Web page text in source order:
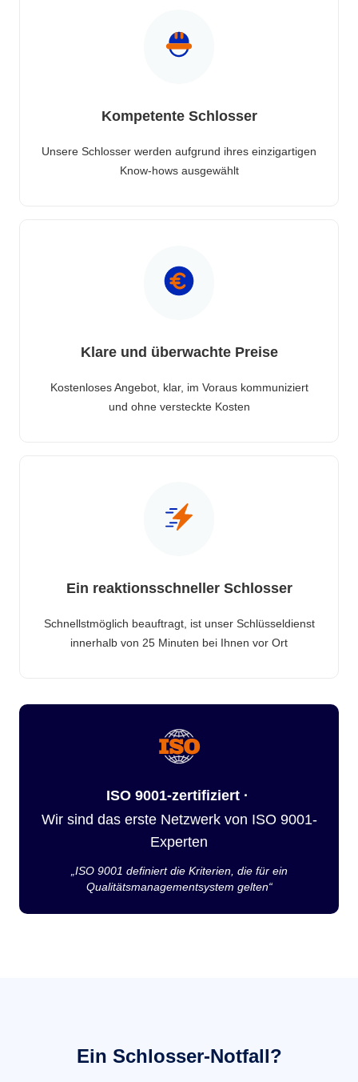
Kompetente Schlosser
Unsere Schlosser werden aufgrund ihres einzigartigen
Know-hows ausgewählt
Klare und überwachte Preise
Kostenloses Angebot, klar, im Voraus kommuniziert
und ohne versteckte Kosten
Ein reaktionsschneller Schlosser
Schnellstmöglich beauftragt, ist unser Schlüsseldienst
innerhalb von 25 Minuten bei Ihnen vor Ort
ISO 9001-zertifiziert ·
Wir sind das erste Netzwerk von ISO 9001-
Experten
„ISO 9001 definiert die Kriterien, die für ein
Qualitätsmanagementsystem gelten“
Ein Schlosser-Notfall?